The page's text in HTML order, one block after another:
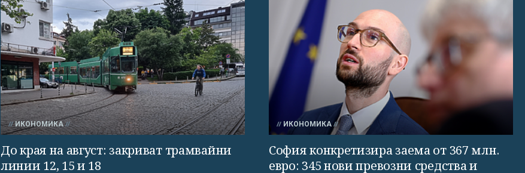
ИКОНОМИКА
До края на август: закриват трамвайни
линии 12, 15 и 18
ИКОНОМИКА
София конкретизира заема от 367 млн.
евро: 345 нови превозни средства и